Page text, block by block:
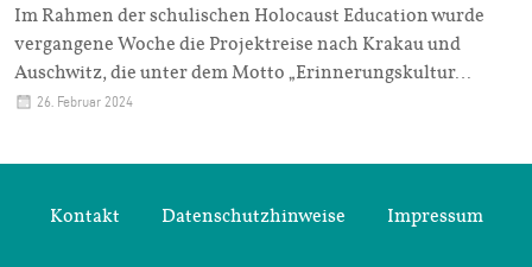
Im Rahmen der schulischen Holocaust Education wurde
vergangene Woche die Projektreise nach Krakau und
Auschwitz, die unter dem Motto „Erinnerungskultur…
26. Februar 2024
Kontakt Datenschutzhinweise Impressum